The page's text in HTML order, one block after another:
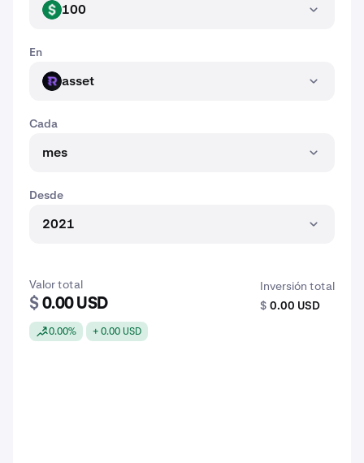
USD 100
En
ASSETasset
Cada
mes
Desde
2021
Valor total
$ 0.00 USD
0.00% + 0.00 USD
Inversión total
$ 0.00 USD